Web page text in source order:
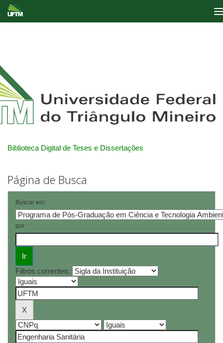
Biblioteca Digital de Teses e Dissertações
Página de Busca
Buscar em:
por
Filtros correntes: